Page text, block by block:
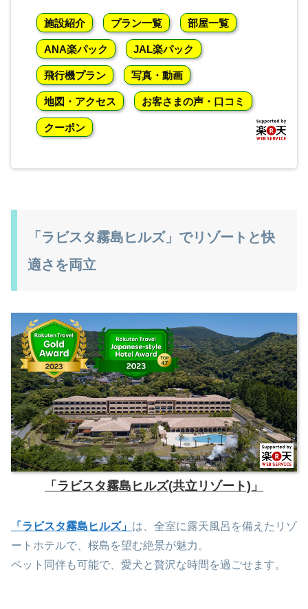
施設紹介 プラン一覧 部屋一覧
ANA楽パック JAL楽パック
飛行機プラン 写真・動画
地図・アクセス お客さまの声・口コミ
クーポン
「ラビスタ霧島ヒルズ」でリゾートと快
適さを両立
「ラビスタ霧島ヒルズ(共立リゾート)」
「ラビスタ霧島ヒルズ」 は、全室に露天風呂を備えたリゾ
ートホテルで、桜島を望む絶景が魅力。
ペット同伴も可能で、愛犬と贅沢な時間を過ごせます。